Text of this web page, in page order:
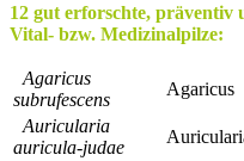
12 gut erforschte, präventiv
Vital- bzw. Medizinalpilze:
Agaricus
subrufescens
Agaricus
Auricularia
auricula-judae